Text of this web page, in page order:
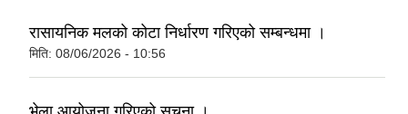
रासायनिक मलको कोटा निर्धारण गरिएको सम्बन्धमा ।
मिति: 08/06/2026 - 10:56